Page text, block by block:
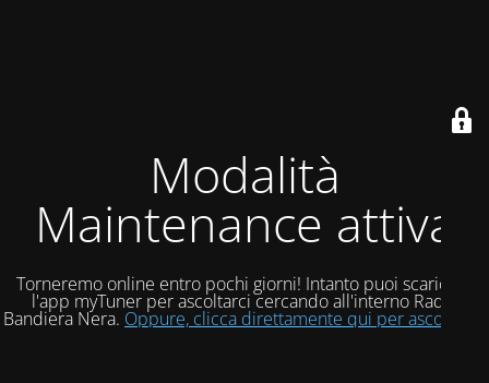
Modalità
Maintenance attiva
Torneremo online entro pochi giorni! Intanto puoi scaricare
l'app myTuner per ascoltarci cercando all'interno Radio
Bandiera Nera. Oppure, clicca direttamente qui per ascoltarci!